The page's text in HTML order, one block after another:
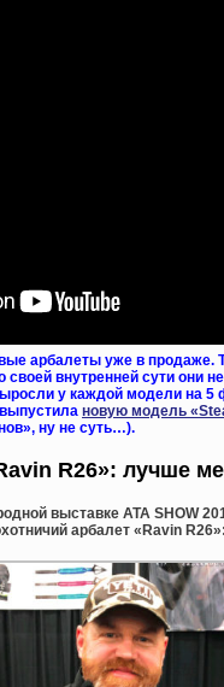
арбалеты уже в
внутренней сути они
у каждой модели на
новую модель
ну не суть…).
R26»: лучше
выставке АТА SHOW
арбалет «Ravin R26»: